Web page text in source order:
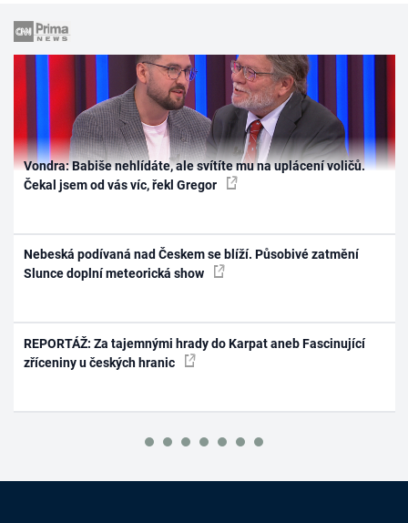
Vondra: Babiše nehlídáte, ale svítíte mu na uplácení voličů.
Čekal jsem od vás víc, řekl Gregor
Nebeská podívaná nad Českem se blíží. Působivé zatmění
Slunce doplní meteorická show
REPORTÁŽ: Za tajemnými hrady do Karpat aneb Fascinující
zříceniny u českých hranic